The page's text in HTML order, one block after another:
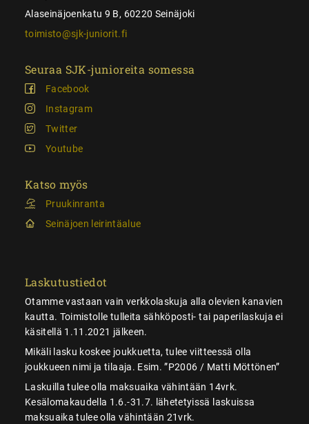
Alaseinäjoenkatu 9 B, 60220 Seinäjoki
toimisto@sjk-juniorit.fi
Seuraa SJK-junioreita somessa
Facebook
Instagram
Twitter
Youtube
Katso myös
Pruukinranta
Seinäjoen leirintäalue
Laskutustiedot
Otamme vastaan vain verkkolaskuja alla olevien kanavien
kautta. Toimistolle tulleita sähköposti- tai paperilaskuja ei
käsitellä 1.11.2021 jälkeen.
Mikäli lasku koskee joukkuetta, tulee viitteessä olla
joukkueen nimi ja tilaaja. Esim. ”P2006 / Matti Möttönen”
Laskuilla tulee olla maksuaika vähintään 14vrk.
Kesälomakaudella 1.6.-31.7. lähetetyissä laskuissa
maksuaika tulee olla vähintään 21vrk.